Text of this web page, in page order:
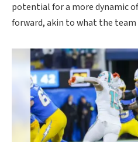
potential for a more dynamic
forward, akin to what the